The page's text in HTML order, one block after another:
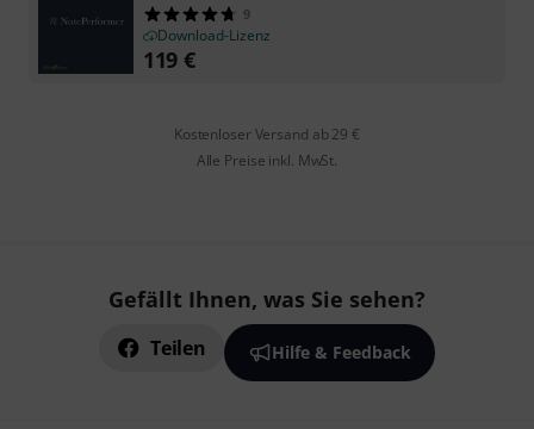
9
Download-Lizenz
119 €
Kostenloser Versand ab 29 €
Alle Preise inkl. MwSt.
Gefällt Ihnen, was Sie sehen?
Teilen Hilfe & Feedback